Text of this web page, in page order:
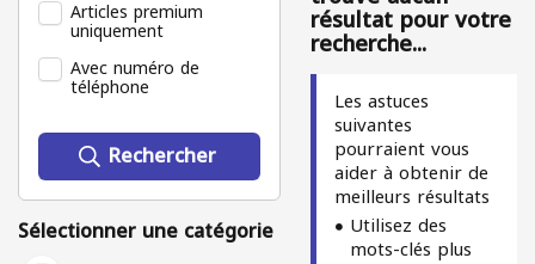
Articles premium
uniquement
Avec numéro de
téléphone
Rechercher
Sélectionner une catégorie
résultat pour votre
recherche...
Les astuces
suivantes
pourraient vous
aider à obtenir de
meilleurs résultats
Utilisez des
mots-clés plus